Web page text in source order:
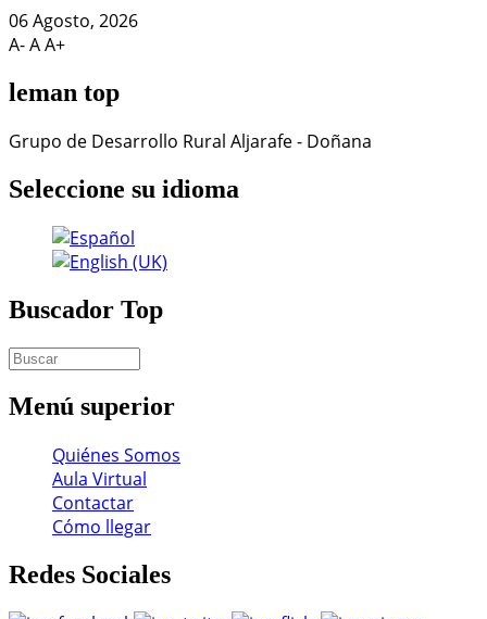
06 Agosto, 2026
A-AA+
leman top
Grupo de Desarrollo Rural Aljarafe - Doñana
Seleccione su idioma
Buscador Top
Menú superior
Quiénes Somos
Aula Virtual
Contactar
Cómo llegar
Redes Sociales